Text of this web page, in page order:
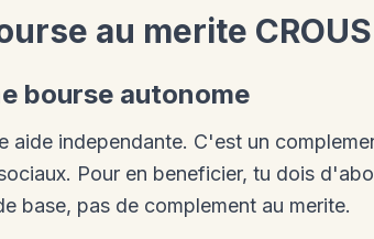
au merite CROUS
bourse autonome
aide independante. C'est un
Pour en beneficier, tu dois
base, pas de complement au merite.